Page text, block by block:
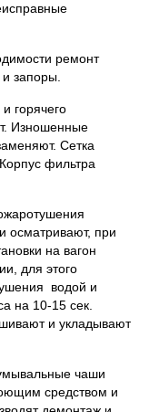
ремонт
запоры.
горячего
Изношенные
Сетка
фильтра
осматривают, при
на вагон
для этого
водой и
на 10-15 сек.
и укладывают
чаши
средством и